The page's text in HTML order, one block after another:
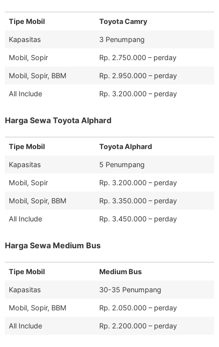
Tipe Mobil Toyota Camry
Kapasitas 3 Penumpang
Mobil, Sopir Rp. 2.750.000 – perday
Mobil, Sopir, BBM Rp. 2.950.000 – perday
All Include Rp. 3.200.000 – perday
Harga Sewa Toyota Alphard
Tipe Mobil Toyota Alphard
Kapasitas 5 Penumpang
Mobil, Sopir Rp. 3.200.000 – perday
Mobil, Sopir, BBM Rp. 3.350.000 – perday
All Include Rp. 3.450.000 – perday
Harga Sewa Medium Bus
Tipe Mobil Medium Bus
Kapasitas 30-35 Penumpang
Mobil, Sopir, BBM Rp. 2.050.000 – perday
All Include Rp. 2.200.000 – perday